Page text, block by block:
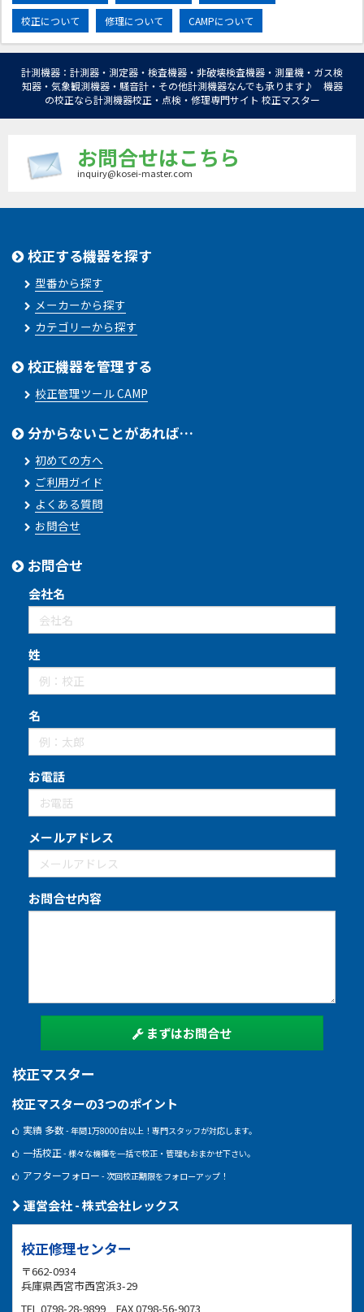
校正について 修理について CAMPについて
計測機器：計測器・測定器・検査機器・非破壊検査機器・測量機・ガス検
知器・気象観測機器・騒音計・その他計測機器なんでも承ります♪ 機器
の校正なら計測機器校正・点検・修理専門サイト 校正マスター
お問合せはこちら
inquiry@kosei-master.com
校正する機器を探す
型番から探す
メーカーから探す
カテゴリーから探す
校正機器を管理する
校正管理ツール CAMP
分からないことがあれば…
初めての方へ
ご利用ガイド
よくある質問
お問合せ
お問合せ
会社名
姓
名
お電話
メールアドレス
お問合せ内容
まずはお問合せ
校正マスター
校正マスターの3つのポイント
実績 多数- 年間1万8000台以上！専門スタッフが対応します。
一括校正 - 様々な機種を一括で校正・管理もおまかせ下さい。
アフターフォロー - 次回校正期限をフォローアップ！
運営会社 - 株式会社レックス
校正修理センター
〒662-0934
兵庫県西宮市西宮浜3-29
TEL 0798-28-9899 FAX 0798-56-9073